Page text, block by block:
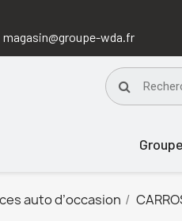
magasin@groupe-wda.fr
auto d’occasion